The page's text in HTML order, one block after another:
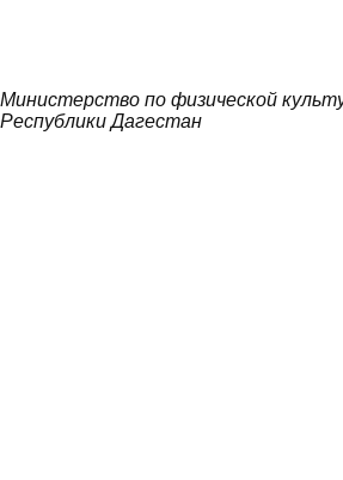
Министерство по физической
Республики Дагестан